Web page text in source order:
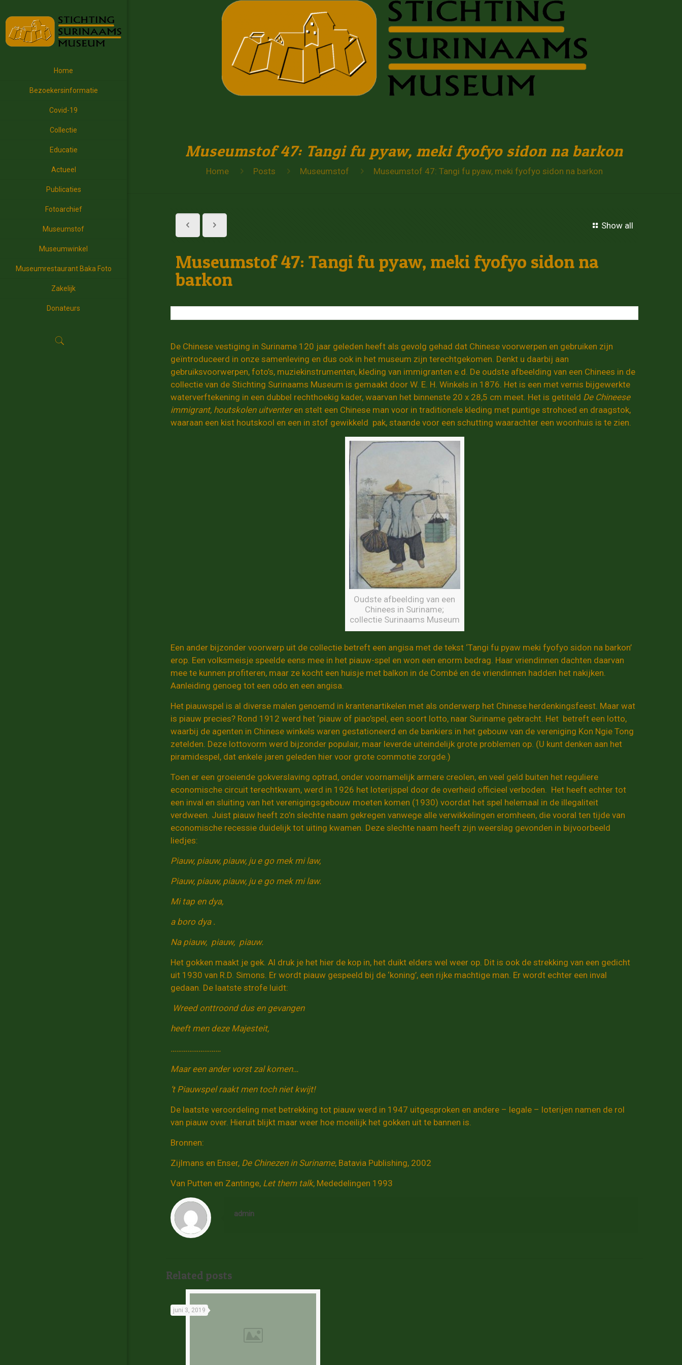
Home
Bezoekersinformatie
Covid-19
Collectie
Educatie
Actueel
Publicaties
Fotoarchief
Museumstof
Museumwinkel
Museumrestaurant Baka Foto
Zakelijk
Donateurs
Museumstof 47: Tangi fu pyaw, meki fyofyo sidon na barkon
Home Posts Museumstof Museumstof 47: Tangi fu pyaw, meki fyofyo sidon na barkon
Show all
Museumstof 47: Tangi fu pyaw, meki fyofyo sidon na
barkon
De Chinese vestiging in Suriname 120 jaar geleden heeft als gevolg gehad dat Chinese voorwerpen en gebruiken zijn
geïntroduceerd in onze samenleving en dus ook in het museum zijn terechtgekomen. Denkt u daarbij aan
gebruiksvoorwerpen, foto’s, muziekinstrumenten, kleding van immigranten e.d. De oudste afbeelding van een Chinees in de
collectie van de Stichting Surinaams Museum is gemaakt door W. E. H. Winkels in 1876. Het is een met vernis bijgewerkte
waterverftekening in een dubbel rechthoekig kader, waarvan het binnenste 20 x 28,5 cm meet. Het is getiteld De Chineese
immigrant, houtskolen uitventeren stelt een Chinese man voor in traditionele kleding met puntige strohoed en draagstok,
waaraan een kist houtskool en een in stof gewikkeld pak, staande voor een schutting waarachter een woonhuis is te zien.
Oudste afbeelding van een
Chinees in Suriname;
collectie Surinaams Museum
Een ander bijzonder voorwerp uit de collectie betreft een angisa met de tekst ‘Tangi fu pyaw meki fyofyo sidon na barkon’
erop. Een volksmeisje speelde eens mee in het piauw-spel en won een enorm bedrag. Haar vriendinnen dachten daarvan
mee te kunnen profiteren, maar ze kocht een huisje met balkon in de Combé en de vriendinnen hadden het nakijken.
Aanleiding genoeg tot een odo en een angisa.
Het piauwspel is al diverse malen genoemd in krantenartikelen met als onderwerp het Chinese herdenkingsfeest. Maar wat
is piauw precies? Rond 1912 werd het ‘piauw of piao’spel, een soort lotto, naar Suriname gebracht. Het betreft een lotto,
waarbij de agenten in Chinese winkels waren gestationeerd en de bankiers in het gebouw van de vereniging Kon Ngie Tong
zetelden. Deze lottovorm werd bijzonder populair, maar leverde uiteindelijk grote problemen op. (U kunt denken aan het
piramidespel, dat enkele jaren geleden hier voor grote commotie zorgde.)
Toen er een groeiende gokverslaving optrad, onder voornamelijk armere creolen, en veel geld buiten het reguliere
economische circuit terechtkwam, werd in 1926 het loterijspel door de overheid officieel verboden. Het heeft echter tot
een inval en sluiting van het verenigingsgebouw moeten komen (1930) voordat het spel helemaal in de illegaliteit
verdween. Juist piauw heeft zo’n slechte naam gekregen vanwege alle verwikkelingen eromheen, die vooral ten tijde van
economische recessie duidelijk tot uiting kwamen. Deze slechte naam heeft zijn weerslag gevonden in bijvoorbeeld
liedjes:
Piauw, piauw, piauw, ju e go mek mi law,
Piauw, piauw, piauw, ju e go mek mi law.
Mi tap en dya,
a boro dya .
Na piauw, piauw, piauw.
Het gokken maakt je gek. Al druk je het hier de kop in, het duikt elders wel weer op. Dit is ook de strekking van een gedicht
uit 1930 van R.D. Simons. Er wordt piauw gespeeld bij de ‘koning’, een rijke machtige man. Er wordt echter een inval
gedaan. De laatste strofe luidt:
Wreed onttroond dus en gevangen
heeft men deze Majesteit,
………………………
Maar een ander vorst zal komen…
‘t Piauwspel raakt men toch niet kwijt!
De laatste veroordeling met betrekking tot piauw werd in 1947 uitgesproken en andere – legale – loterijen namen de rol
van piauw over. Hieruit blijkt maar weer hoe moeilijk het gokken uit te bannen is.
Bronnen:
Zijlmans en Enser, De Chinezen in Suriname, Batavia Publishing, 2002
Van Putten en Zantinge, Let them talk, Mededelingen 1993
admin
Related posts
juni 3, 2019